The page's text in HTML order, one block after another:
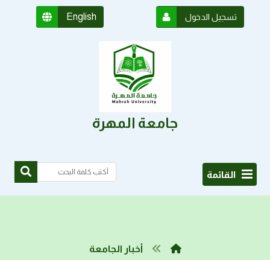
English تسجيل الدخول
جامعة المهرة
القائمة
أخبار الجامعة